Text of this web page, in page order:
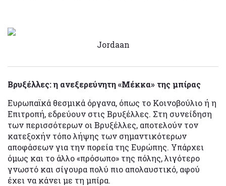
Jordaan
Βρυξέλλες: η ανεξερεύνητη «Μέκκα» της μπίρας
Ευρωπαϊκά θεσμικά όργανα, όπως το Κοινοβούλιο ή η
Επιτροπή, εδρεύουν στις Βρυξέλλες. Στη συνείδηση
των περισσότερων οι Βρυξέλλες, αποτελούν τον
κατεξοχήν τόπο λήψης των σημαντικότερων
αποφάσεων για την πορεία της Ευρώπης. Υπάρχει
όμως και το άλλο «πρόσωπο» της πόλης, λιγότερο
γνωστό και σίγουρα πολύ πιο απολαυστικό, αφού
έχει να κάνει με τη μπίρα.